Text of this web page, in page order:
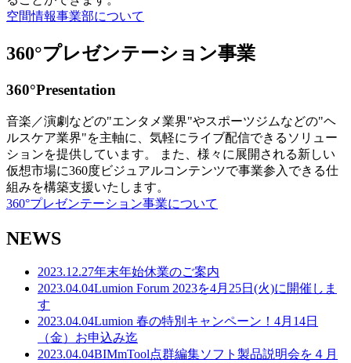
空間情報事業部について
360°プレゼンテーション事業
360°Presentation
音楽／演劇などの"エンタメ業界"やスポーツジムなどの"ヘ
ルスケア業界"を主軸に、気軽にライブ配信できるソリュー
ションを提供しています。 また、様々に展開される新しい
仮想市場に360度ビジュアルコンテンツで事業参入できる仕
組みを構築支援いたします。
360°プレゼンテーション事業について
NEWS
2023.12.27年末年始休業のご案内
2023.04.04Lumion Forum 2023を4月25日(火)に開催しま
す
2023.04.04Lumion 春の特別キャンペーン！4月14日
（金）お申込み迄
2023.04.04BIMmTool点群編集ソフト製品説明会を４月